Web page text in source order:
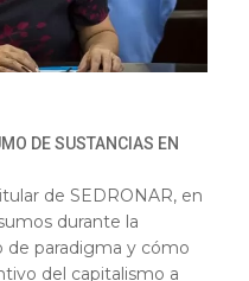
DE SUSTANCIAS EN
de SEDRONAR, en
durante la
paradigma y cómo
del capitalismo a